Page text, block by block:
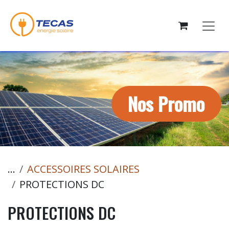
Nos Promo
...
ACCESSOIRES SOLAIRES
PROTECTIONS DC
PROTECTIONS DC